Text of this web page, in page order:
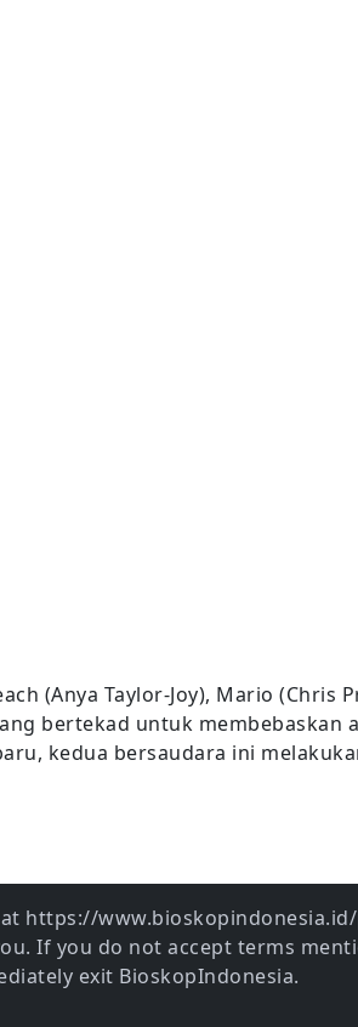
(Anya Taylor-Joy), Mario (Chris
bertekad untuk membebaskan
kedua bersaudara ini
https://
If you do not accept terms
exit BioskopIndonesia.